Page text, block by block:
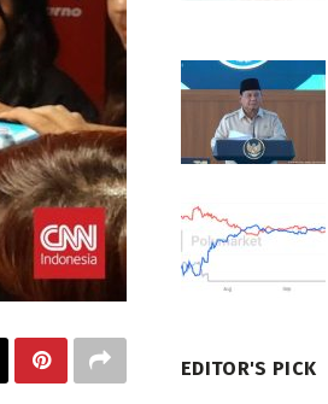
EDITOR'S PICK